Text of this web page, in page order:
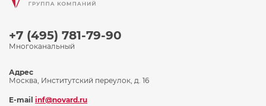
+7 (495) 781-79-90
Многоканальный
Адрес
Москва, Институтский переулок, д. 16
E-mail inf@novard.ru